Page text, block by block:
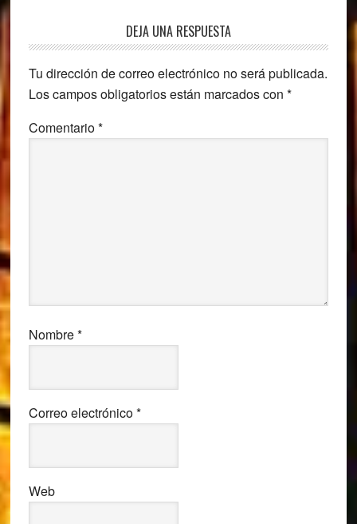
Interacciones
con
los
lectores
DEJA UNA RESPUESTA
Tu dirección de correo electrónico no será publicada.
Los campos obligatorios están marcados con *
Comentario*
Nombre*
Correo electrónico*
Web